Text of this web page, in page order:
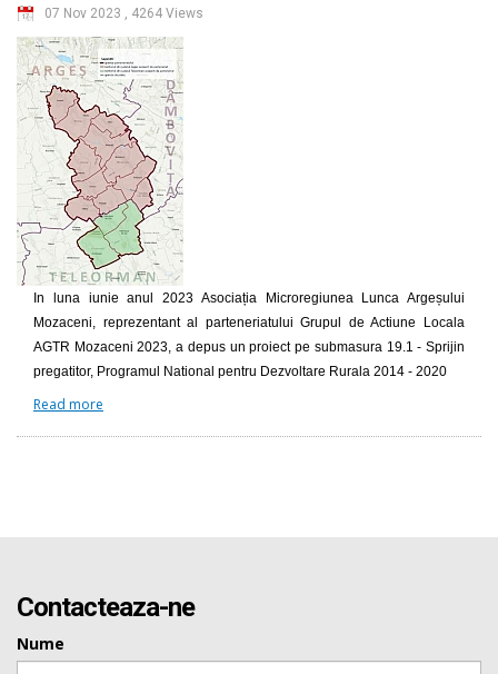
07 Nov 2023 , 4264 Views
In luna iunie anul 2023 Asociația Microregiunea Lunca Argeșului
Mozaceni, reprezentant al parteneriatului Grupul de Actiune Locala
AGTR Mozaceni 2023, a depus un proiect pe submasura 19.1 - Sprijin
pregatitor, Programul National pentru Dezvoltare Rurala 2014 - 2020
Read more
Contacteaza-ne
Nume